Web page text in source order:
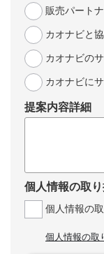
販売パート
カオナビと
カオナビの
カオナビに
提案内容詳細
個人情報の取
個人情報の
個人情報の取